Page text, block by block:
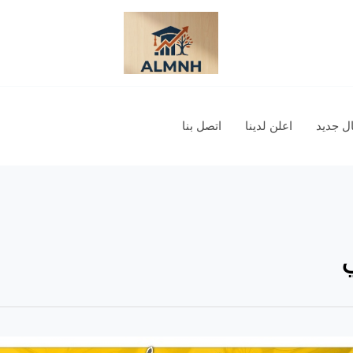
جديد اعلن لدينا اتصل بنا